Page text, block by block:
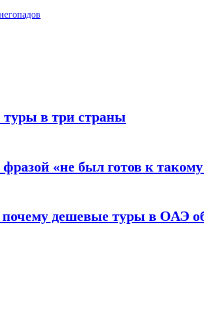
туры в три страны
«не был готов к
почему дешевые туры в ОАЭ